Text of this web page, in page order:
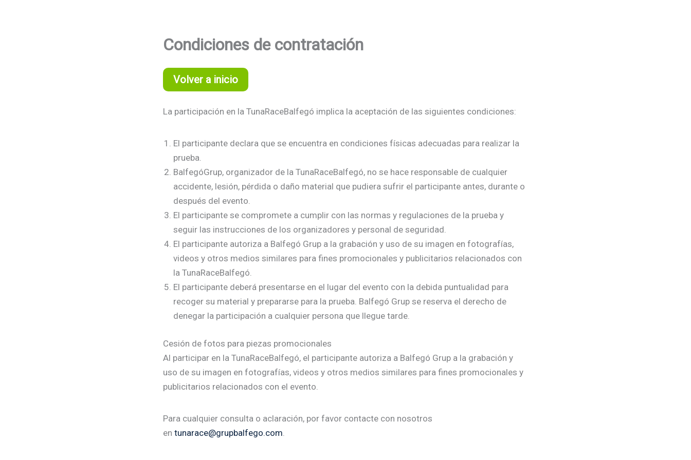
Condiciones de contratación
Volver a inicio
La participación en la TunaRaceBalfegó implica la aceptación de las siguientes condiciones:
El participante declara que se encuentra en condiciones físicas adecuadas para realizar la
prueba.
BalfegóGrup, organizador de la TunaRaceBalfegó, no se hace responsable de cualquier
accidente, lesión, pérdida o daño material que pudiera sufrir el participante antes, durante o
después del evento.
El participante se compromete a cumplir con las normas y regulaciones de la prueba y
seguir las instrucciones de los organizadores y personal de seguridad.
El participante autoriza a Balfegó Grup a la grabación y uso de su imagen en fotografías,
videos y otros medios similares para fines promocionales y publicitarios relacionados con
la TunaRaceBalfegó.
El participante deberá presentarse en el lugar del evento con la debida puntualidad para
recoger su material y prepararse para la prueba. Balfegó Grup se reserva el derecho de
denegar la participación a cualquier persona que llegue tarde.
Cesión de fotos para piezas promocionales
Al participar en la TunaRaceBalfegó, el participante autoriza a Balfegó Grup a la grabación y
uso de su imagen en fotografías, videos y otros medios similares para fines promocionales y
publicitarios relacionados con el evento.
Para cualquier consulta o aclaración, por favor contacte con nosotros
en tunarace@grupbalfego.com